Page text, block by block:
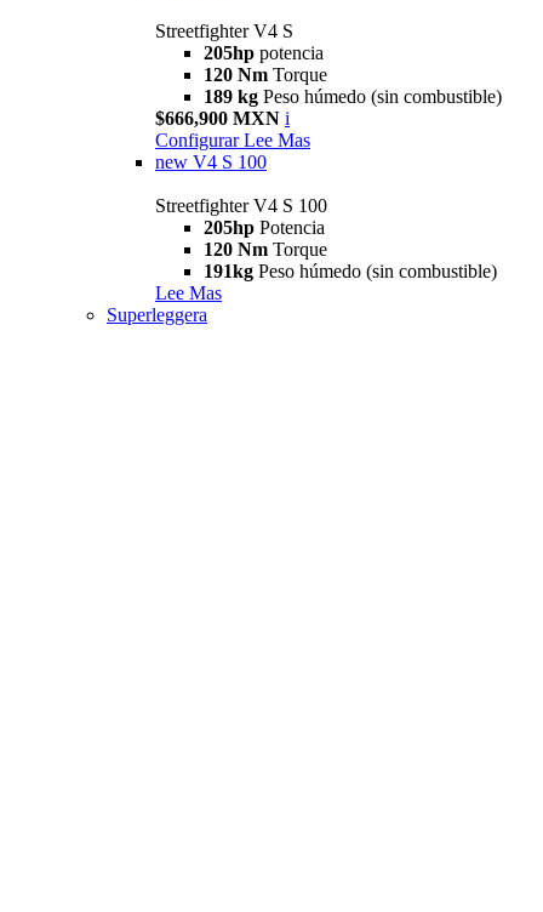
Streetfighter V4 S
205hp potencia
120 Nm Torque
189 kg Peso húmedo (sin combustible)
$666,900 MXN i
Configurar Lee Mas
new V4 S 100
Streetfighter V4 S 100
205hp Potencia
120 Nm Torque
191kg Peso húmedo (sin combustible)
Lee Mas
Superleggera